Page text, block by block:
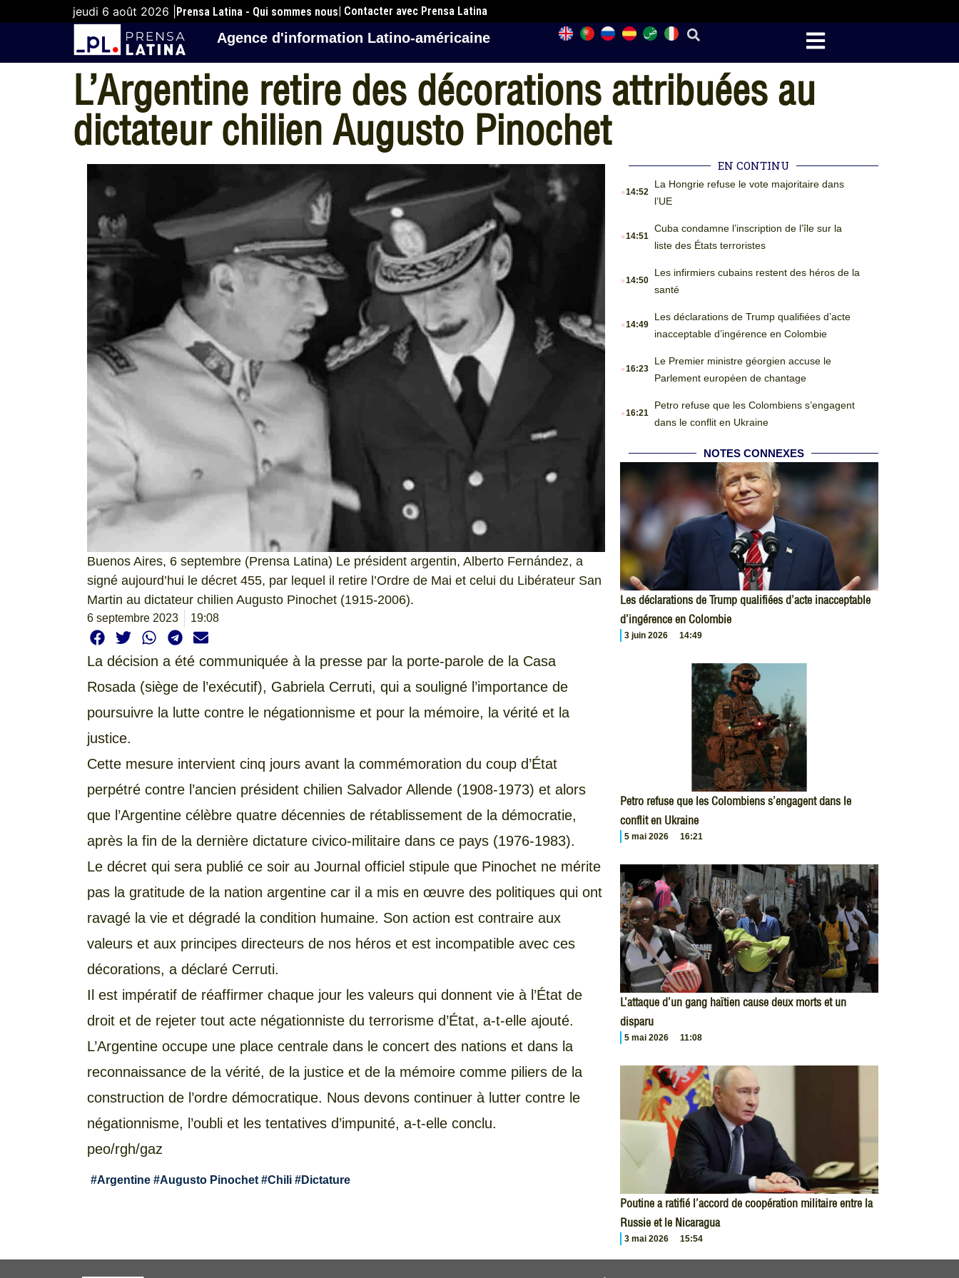
jeudi 6 août 2026 | Prensa Latina - Qui sommes nous| Contacter avec Prensa Latina
Agence d'information Latino-américaine
L’Argentine retire des décorations attribuées au
dictateur chilien Augusto Pinochet
Buenos Aires, 6 septembre (Prensa Latina) Le président argentin, Alberto Fernández, a
signé aujourd’hui le décret 455, par lequel il retire l’Ordre de Mai et celui du Libérateur San
Martin au dictateur chilien Augusto Pinochet (1915-2006).
6 septembre 2023 19:08
La décision a été communiquée à la presse par la porte-parole de la Casa
Rosada (siège de l’exécutif), Gabriela Cerruti, qui a souligné l’importance de
poursuivre la lutte contre le négationnisme et pour la mémoire, la vérité et la
justice.
Cette mesure intervient cinq jours avant la commémoration du coup d’État
perpétré contre l’ancien président chilien Salvador Allende (1908-1973) et alors
que l’Argentine célèbre quatre décennies de rétablissement de la démocratie,
après la fin de la dernière dictature civico-militaire dans ce pays (1976-1983).
Le décret qui sera publié ce soir au Journal officiel stipule que Pinochet ne mérite
pas la gratitude de la nation argentine car il a mis en œuvre des politiques qui ont
ravagé la vie et dégradé la condition humaine. Son action est contraire aux
valeurs et aux principes directeurs de nos héros et est incompatible avec ces
décorations, a déclaré Cerruti.
Il est impératif de réaffirmer chaque jour les valeurs qui donnent vie à l’État de
droit et de rejeter tout acte négationniste du terrorisme d’État, a-t-elle ajouté.
L’Argentine occupe une place centrale dans le concert des nations et dans la
reconnaissance de la vérité, de la justice et de la mémoire comme piliers de la
construction de l’ordre démocratique. Nous devons continuer à lutter contre le
négationnisme, l’oubli et les tentatives d’impunité, a-t-elle conclu.
peo/rgh/gaz
#Argentine #Augusto Pinochet #Chili #Dictature
EN CONTINU
.14:52
La Hongrie refuse le vote majoritaire dans
l’UE
.14:51
Cuba condamne l’inscription de l’île sur la
liste des États terroristes
.14:50
Les infirmiers cubains restent des héros de la
santé
.14:49
Les déclarations de Trump qualifiées d’acte
inacceptable d’ingérence en Colombie
.16:23
Le Premier ministre géorgien accuse le
Parlement européen de chantage
.16:21
Petro refuse que les Colombiens s’engagent
dans le conflit en Ukraine
NOTES CONNEXES
Les déclarations de Trump qualifiées d’acte inacceptable
d’ingérence en Colombie
3 juin 2026 14:49
Petro refuse que les Colombiens s’engagent dans le
conflit en Ukraine
5 mai 2026 16:21
L’attaque d’un gang haïtien cause deux morts et un
disparu
5 mai 2026 11:08
Poutine a ratifié l’accord de coopération militaire entre la
Russie et le Nicaragua
3 mai 2026 15:54